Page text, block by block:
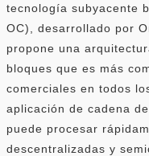
tecnología subyacente
OC), desarrollado por
propone una
bloques que es más
comerciales en todos
aplicación de cadena
puede procesar
descentralizadas y